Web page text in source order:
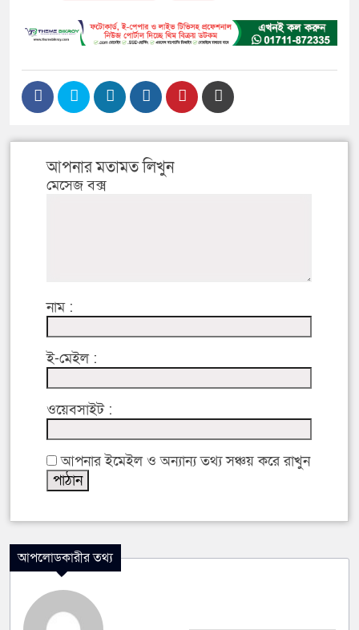
আপনার মতামত লিখুন
মেসেজ বক্স
নাম :
ই-মেইল :
ওয়েবসাইট :
আপনার ইমেইল ও অন্যান্য তথ্য সঞ্চয় করে রাখুন
আপলোডকারীর তথ্য